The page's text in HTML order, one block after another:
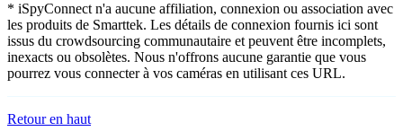
* iSpyConnect n'a aucune affiliation, connexion ou association avec
les produits de Smarttek. Les détails de connexion fournis ici sont
issus du crowdsourcing communautaire et peuvent être incomplets,
inexacts ou obsolètes. Nous n'offrons aucune garantie que vous
pourrez vous connecter à vos caméras en utilisant ces URL.
Retour en haut